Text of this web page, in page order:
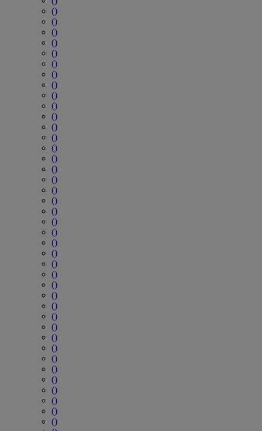
()
()
()
()
()
()
()
()
()
()
()
()
()
()
()
()
()
()
()
()
()
()
()
()
()
()
()
()
()
()
()
()
()
()
()
()
()
()
()
()